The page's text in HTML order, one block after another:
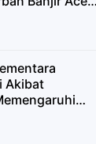
Akibat